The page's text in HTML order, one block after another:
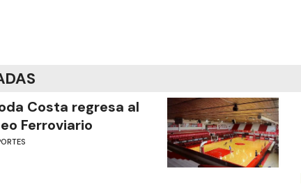
Costa regresa al
Ferroviario